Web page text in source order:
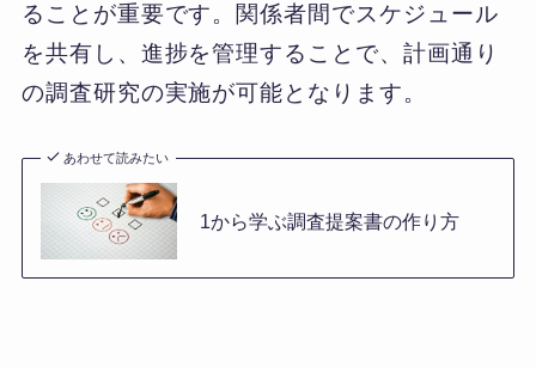
ることが重要です。関係者間でスケジュール
を共有し、進捗を管理することで、計画通り
の調査研究の実施が可能となります。
あわせて読みたい
1から学ぶ調査提案書の作り方